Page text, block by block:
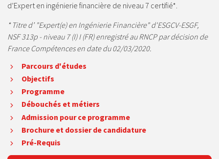
d’Expert en ingénierie financière de niveau 7 certifié*.
* Titre d’ "Expert(e) en Ingénierie Financière" d'ESGCV-ESGF,
NSF 313p - niveau 7 (I) I (FR) enregistré au RNCP par décision de
France Compétences en date du 02/03/2020.
Parcours d'études
Objectifs
Programme
Débouchés et métiers
Admission pour ce programme
Brochure et dossier de candidature
Pré-Requis